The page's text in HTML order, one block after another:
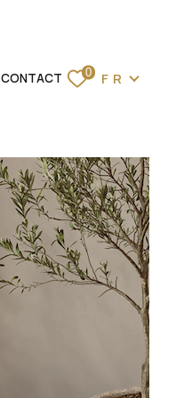
LOCATIONS
BIENS VENDUS
ESTIMATION
NOTRE AGENCE
ALERTE EMAIL
0 Langue
FR
CONTACT